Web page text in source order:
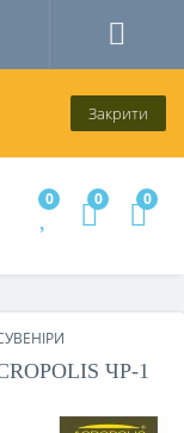
Закрити
0 0 0
ЧР-1